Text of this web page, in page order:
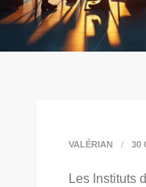
VALÉRIAN 30
Les Instituts